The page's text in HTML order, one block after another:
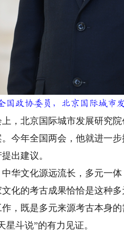
国政协委员，北京国际城市
北京国际城市发展研究院
今年全国两会，他就进一
出建议。
文化源远流长，多元一体
化的考古成果恰恰是这种
，既是多元来源考古本身
斗说”的有力见证。